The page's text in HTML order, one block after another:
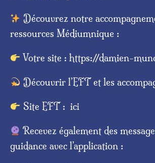
Découvrez notre
ressources Médiumnique :
Votre site : https://damien-
Découvrir l’EFT et les
Site EFT : ici
Recevez également des
guidance avec l’application :